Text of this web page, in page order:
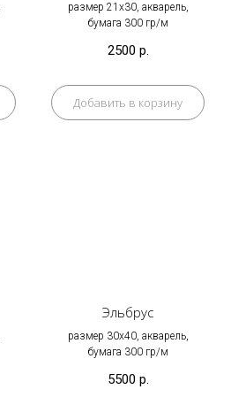
размер 21х30, акварель,
бумага 300 гр/м
2500 р.
Добавить в корзину
Эльбрус
размер 30х40, акварель,
бумага 300 гр/м
5500 р.